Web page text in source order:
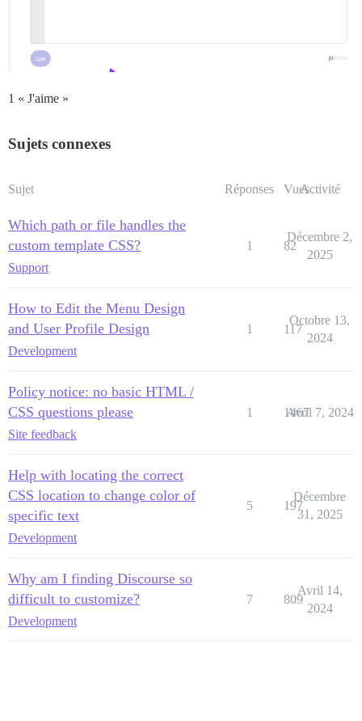
1 « J'aime »
Sujets connexes
Sujet Réponses VuesActivité
Which path or file handles the
custom template CSS?
Support
1 82
Décembre 2,
2025
How to Edit the Menu Design
and User Profile Design
Development
1 117
Octobre 13,
2024
Policy notice: no basic HTML /
CSS questions please
Site feedback
1 1467
Avril 7, 2024
Help with locating the correct
CSS location to change color of
specific text
Development
5 197
Décembre
31, 2025
Why am I finding Discourse so
difficult to customize?
Development
7 809
Avril 14,
2024